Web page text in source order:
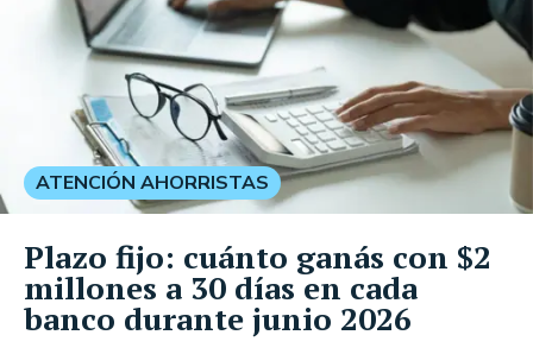
ATENCIÓN AHORRISTAS
Plazo fijo: cuánto ganás con $2
millones a 30 días en cada
banco durante junio 2026